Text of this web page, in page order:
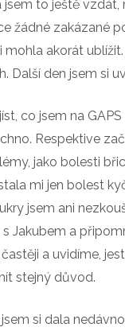
to ještě
žádné zakázané
mohla akorát
Další den jsem si
co jsem na
Respektive
jako bolesti
mi jen bolest
jsem ani
Jakubem a
a uvidíme,
stejný důvod.
si dala